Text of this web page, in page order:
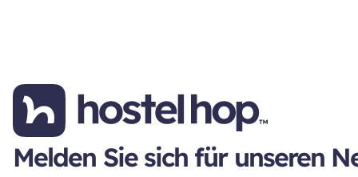
Melden Sie sich für unseren